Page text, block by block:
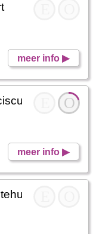
meer info ▶
O
meer info ▶